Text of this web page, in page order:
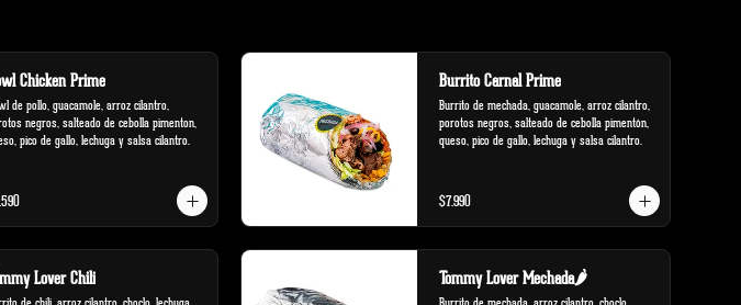
Chicken Prime
de pollo, guacamole, arroz cilantro,
negros, salteado de cebolla pimenton,
pico de gallo, lechuga y salsa cilantro.
Burrito Carnal Prime
Burrito de mechada, guacamole, arroz cilantro,
porotos negros, salteado de cebolla pimentón,
queso, pico de gallo, lechuga y salsa cilantro.
$7.990
Lover Chili Tommy Lover Mechada🌶️